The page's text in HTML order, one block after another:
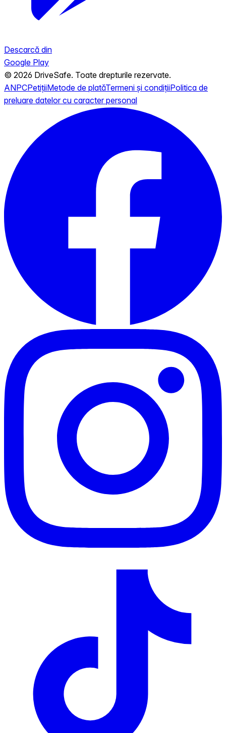
Descarcă din
Google Play
© 2026 DriveSafe. Toate drepturile rezervate.
ANPCPetițiiMetode de platăTermeni și condițiiPolitica de
preluare datelor cu caracter personal